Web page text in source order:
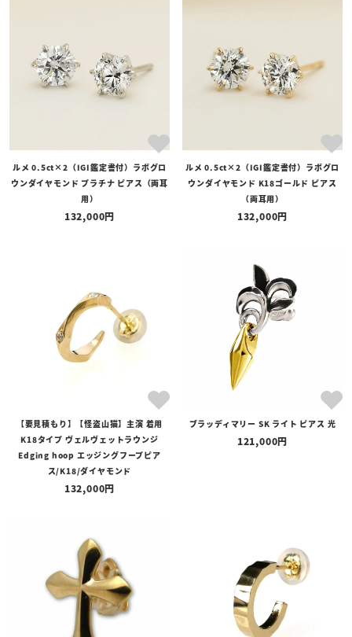
ルメ 0.5ct×2（IGI鑑定書付）ラボグロ
ウンダイヤモンド プラチナ ピアス（両耳
用）
132,000
ルメ 0.5ct×2（IGI鑑定書付）ラボグロ
ウンダイヤモンド K18ゴールド ピアス
（両耳用）
132,000
【要見積もり】【怪盗山猫】主演 着用
K18タイプ ヴェルヴェットラウンジ
Edging hoop エッジングフープピア
ス/K18/ダイヤモンド
132,000
ブラッディマリー SK ライト ピアス 光
121,000